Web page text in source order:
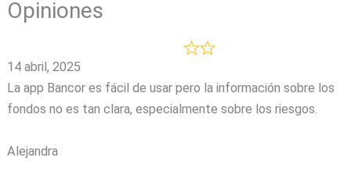
Opiniones
14 abril, 2025
La app Bancor es fácil de usar pero la información sobre los
fondos no es tan clara, especialmente sobre los riesgos.
Alejandra